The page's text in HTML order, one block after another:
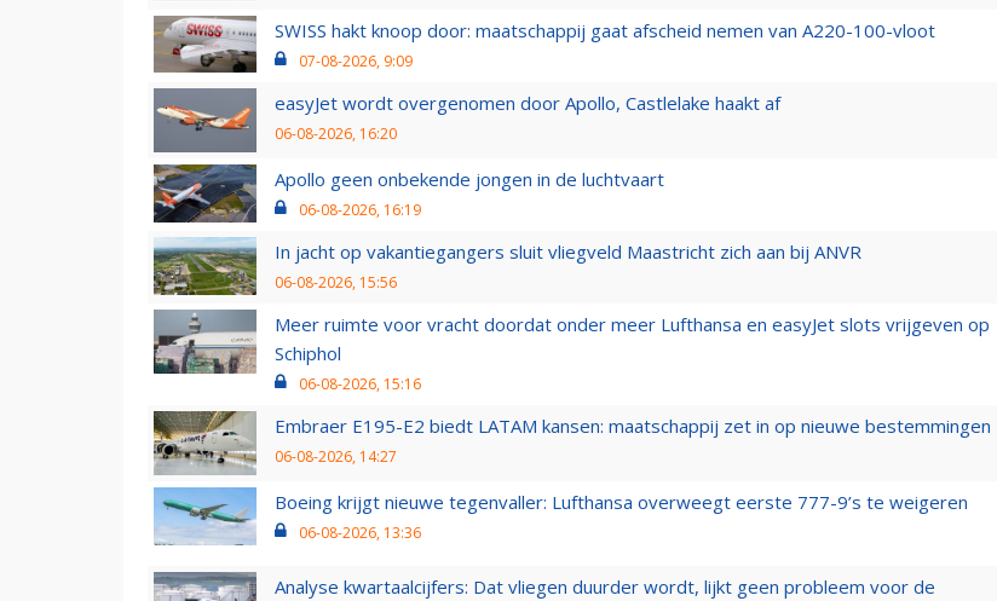
SWISS hakt knoop door: maatschappij gaat afscheid nemen van A220-100-vloot
07-08-2026, 9:09
easyJet wordt overgenomen door Apollo, Castlelake haakt af
06-08-2026, 16:20
Apollo geen onbekende jongen in de luchtvaart
06-08-2026, 16:19
In jacht op vakantiegangers sluit vliegveld Maastricht zich aan bij ANVR
06-08-2026, 15:56
Meer ruimte voor vracht doordat onder meer Lufthansa en easyJet slots vrijgeven op
Schiphol
06-08-2026, 15:16
Embraer E195-E2 biedt LATAM kansen: maatschappij zet in op nieuwe bestemmingen
06-08-2026, 14:27
Boeing krijgt nieuwe tegenvaller: Lufthansa overweegt eerste 777-9’s te weigeren
06-08-2026, 13:36
Analyse kwartaalcijfers: Dat vliegen duurder wordt, lijkt geen probleem voor de